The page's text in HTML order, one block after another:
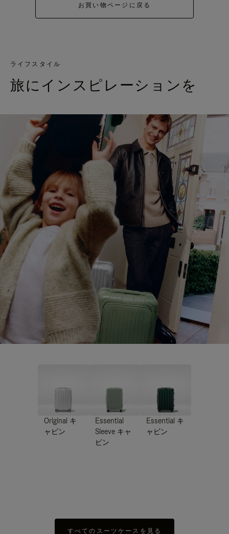
お買い物ページに戻る
ライフスタイル
旅にインスピレーションを
Original キ
ャビン
Essential
Sleeve キャ
ビン
Essential キ
ャビン
すべてのスーツケースを見る